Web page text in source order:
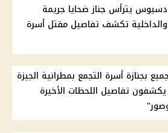
يترأس جناز ضحايا جريمة
والداخلية تكشف تفاصيل مقتل أسرة
بجنازة أسرة التجمع بمطرانية الجيزة
يكشفون تفاصيل اللحظات الأخيرة